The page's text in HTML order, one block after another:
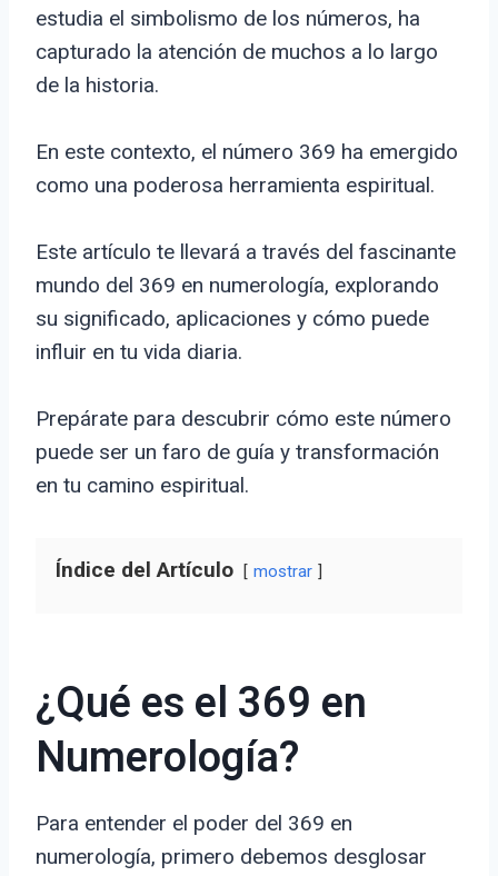
estudia el simbolismo de los números, ha
capturado la atención de muchos a lo largo
de la historia.
En este contexto, el número 369 ha emergido
como una poderosa herramienta espiritual.
Este artículo te llevará a través del fascinante
mundo del 369 en numerología, explorando
su significado, aplicaciones y cómo puede
influir en tu vida diaria.
Prepárate para descubrir cómo este número
puede ser un faro de guía y transformación
en tu camino espiritual.
Índice del Artículo mostrar
¿Qué es el 369 en
Numerología?
Para entender el poder del 369 en
numerología, primero debemos desglosar